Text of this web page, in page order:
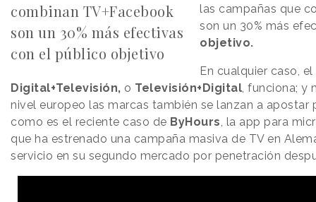
combinan TV+Facebook
son un 30% más efectivas
con el público objetivo
las campañas que
son un 30% más
objetivo.
En cualquier caso, el
Digital+Televisión, o Televisión+Digital , funciona; y
nivel europeo las marcas también se lanzan a apostar
como es el reciente caso de ByHours , la app para
que ha estrenado una campaña masiva de TV en
servicio en su segundo mercado por penetración